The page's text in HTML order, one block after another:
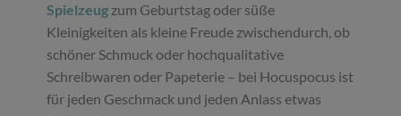
Spielzeug zum Geburtstag oder süße
Kleinigkeiten als kleine Freude zwischendurch, ob
schöner Schmuck oder hochqualitative
Schreibwaren oder Papeterie – bei Hocuspocus ist
für jeden Geschmack und jeden Anlass etwas